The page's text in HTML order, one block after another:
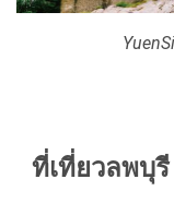
ที่เที่ยวลพบุรี